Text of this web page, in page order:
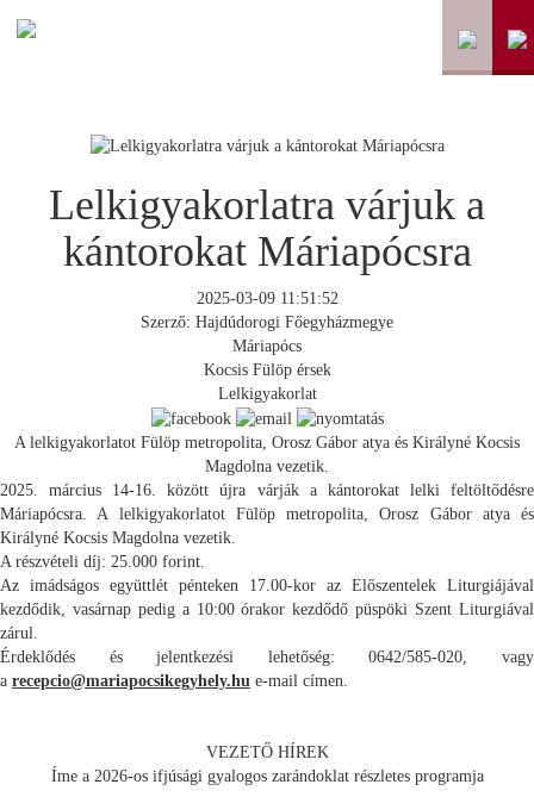
Lelkigyakorlatra várjuk a
kántorokat Máriapócsra
2025-03-09 11:51:52
Szerző: Hajdúdorogi Főegyházmegye
Máriapócs
Kocsis Fülöp érsek
Lelkigyakorlat
A lelkigyakorlatot Fülöp metropolita, Orosz Gábor atya és Királyné Kocsis
Magdolna vezetik.
2025. március 14-16. között újra várják a kántorokat lelki feltöltődésre
Máriapócsra. A lelkigyakorlatot Fülöp metropolita, Orosz Gábor atya és
Királyné Kocsis Magdolna vezetik.
A részvételi díj: 25.000 forint.
Az imádságos együttlét pénteken 17.00-kor az Előszentelek Liturgiájával
kezdődik, vasárnap pedig a 10:00 órakor kezdődő püspöki Szent Liturgiával
zárul.
Érdeklődés és jelentkezési lehetőség: 0642/585-020, vagy
a recepcio@mariapocsikegyhely.hu e-mail címen.
VEZETŐ HÍREK
Íme a 2026-os ifjúsági gyalogos zarándoklat részletes programja